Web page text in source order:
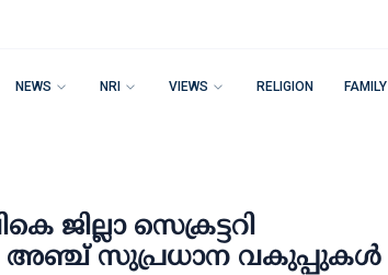
NEWS NRI VIEWS RELIGION FAMILY
ജില്ലാ സെക്രട്ടറി
അഞ്ച് സുപ്രധാന വകുപ്പുകള്‍